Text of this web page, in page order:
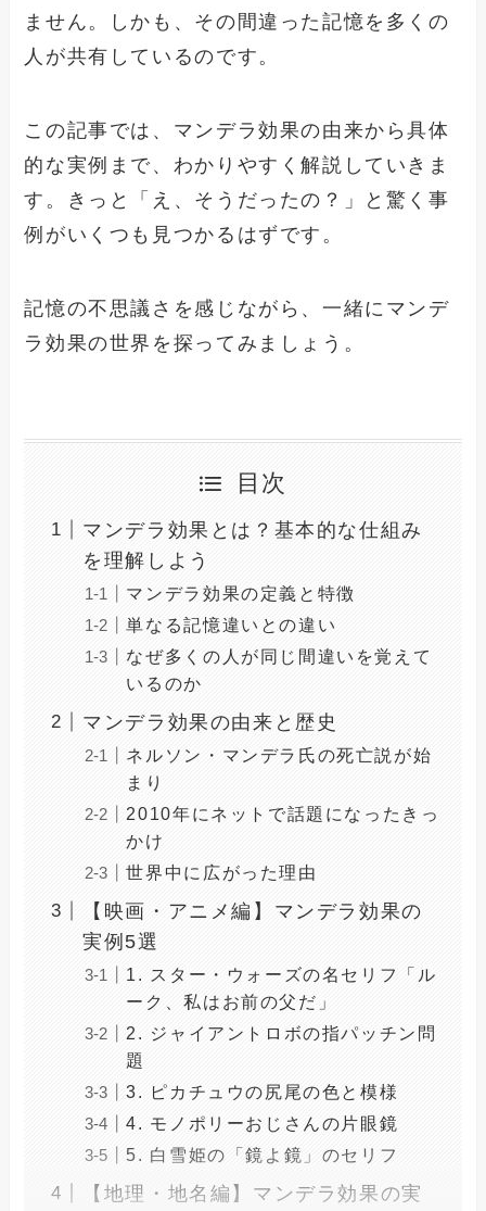
ません。しかも、その間違った記憶を多くの
人が共有しているのです。
この記事では、マンデラ効果の由来から具体
的な実例まで、わかりやすく解説していきま
す。きっと「え、そうだったの？」と驚く事
例がいくつも見つかるはずです。
記憶の不思議さを感じながら、一緒にマンデ
ラ効果の世界を探ってみましょう。
目次
マンデラ効果とは？基本的な仕組み
を理解しよう
マンデラ効果の定義と特徴
単なる記憶違いとの違い
なぜ多くの人が同じ間違いを覚えて
いるのか
マンデラ効果の由来と歴史
ネルソン・マンデラ氏の死亡説が始
まり
2010年にネットで話題になったきっ
かけ
世界中に広がった理由
【映画・アニメ編】マンデラ効果の
実例5選
1. スター・ウォーズの名セリフ「ル
ーク、私はお前の父だ」
2. ジャイアントロボの指パッチン問
題
3. ピカチュウの尻尾の色と模様
4. モノポリーおじさんの片眼鏡
5. 白雪姫の「鏡よ鏡」のセリフ
【地理・地名編】マンデラ効果の実